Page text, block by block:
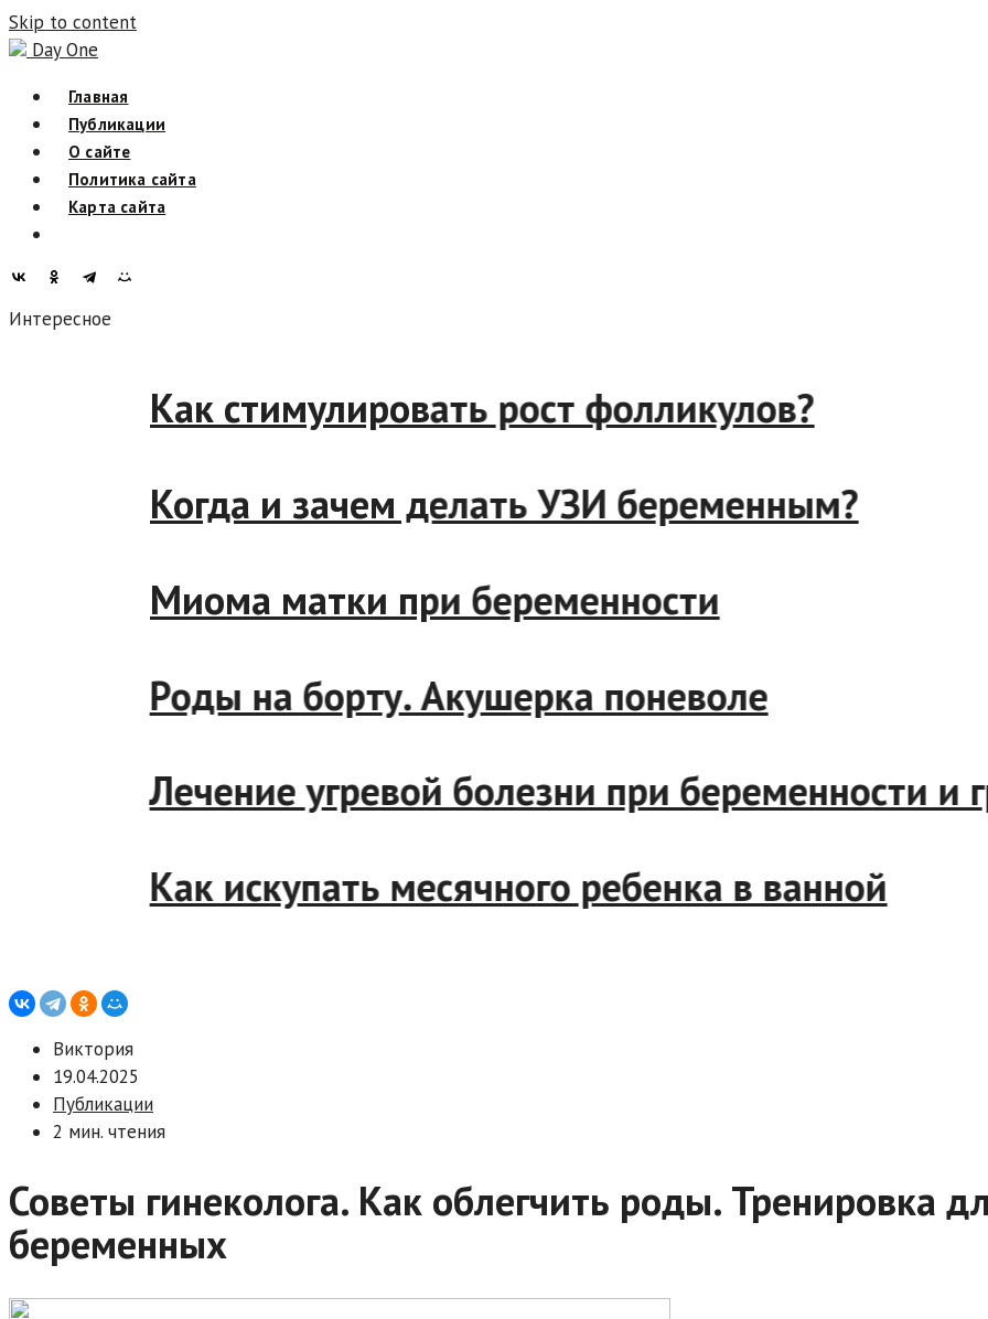
Skip to content
Day One
Главная
Публикации
О сайте
Политика сайта
Карта сайта
Интересное
Как стимулировать рост фолликулов?
Когда и зачем делать УЗИ беременным?
Миома матки при беременности
Роды на борту. Акушерка поневоле
Лечение угревой болезни при
Как искупать месячного ребенка в ванной
Виктория
19.04.2025
Публикации
2 мин. чтения
Советы гинеколога. Как облегчить роды. Тренировка
беременных